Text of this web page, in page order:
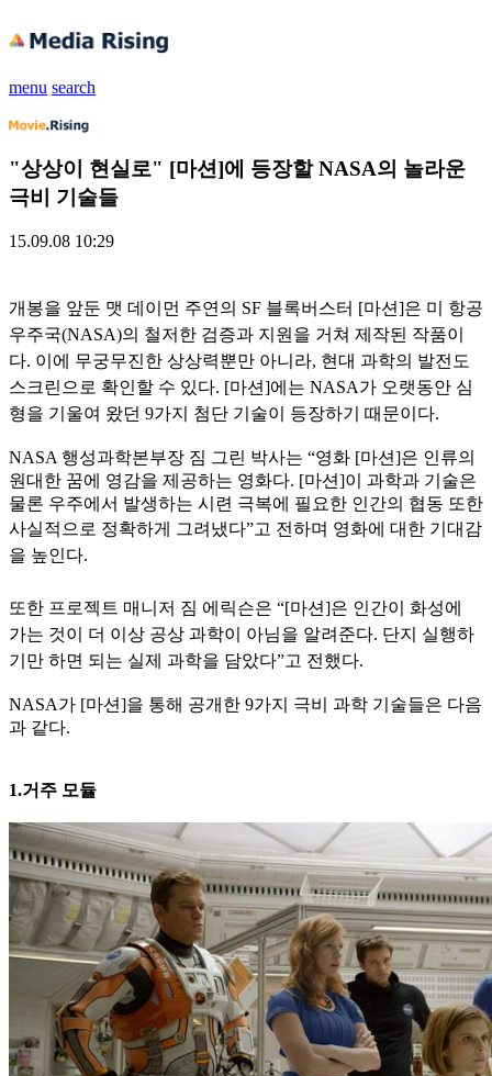
menu search
"상상이 현실로" [마션]에 등장할 NASA의 놀라운
극비 기술들
15.09.08 10:29
개봉을 앞둔 맷 데이먼 주연의 SF 블록버스터 [마션]은 미 항공
우주국(NASA)의 철저한 검증과 지원을 거쳐 제작된 작품이
다. 이에 무궁무진한 상상력뿐만 아니라, 현대 과학의 발전도
스크린으로 확인할 수 있다. [마션]에는 NASA가 오랫동안 심
형을 기울여 왔던 9가지 첨단 기술이 등장하기 때문이다.
NASA 행성과학본부장 짐 그린 박사는 “영화 [마션]은 인류의
원대한 꿈에 영감을 제공하는 영화다. [마션]이 과학과 기술은
물론 우주에서 발생하는 시련 극복에 필요한 인간의 협동 또한
사실적으로 정확하게 그려냈다”고 전하며 영화에 대한 기대감
을 높인다.
또한 프로젝트 매니저 짐 에릭슨은 “[마션]은 인간이 화성에
가는 것이 더 이상 공상 과학이 아님을 알려준다. 단지 실행하
기만 하면 되는 실제 과학을 담았다”고 전했다.
NASA가 [마션]을 통해 공개한 9가지 극비 과학 기술들은 다음
과 같다.
1.거주 모듈